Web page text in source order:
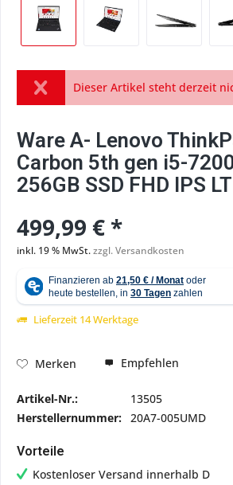
Dieser Artikel steht derzeit
Ware A- Lenovo
Carbon 5th gen i5-
256GB SSD FHD IPS
499,99 € *
inkl. 19 % MwSt.zzgl. Versandkosten
Lieferzeit 14 Werktage
Merken Empfehlen
Artikel-Nr.:
13505
Herstellernummer: 20A7-005UMD
Vorteile
Kostenloser Versand innerhalb D